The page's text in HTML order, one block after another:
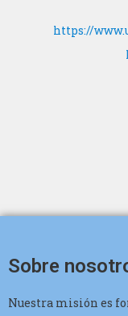
https://
Sobre
Nuestra misión es